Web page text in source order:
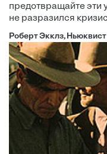
предотвращайте эти
не разразился
Роберт Экклз,